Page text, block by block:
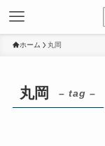
ホーム 丸岡
丸岡 – tag –